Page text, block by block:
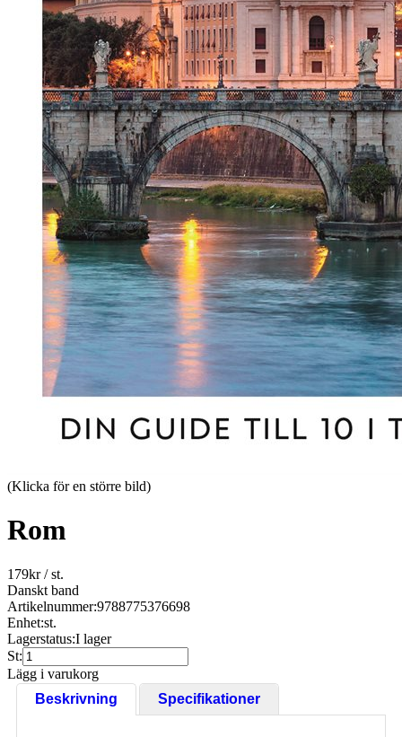
(Klicka för en större bild)
Rom
179kr/ st.
Danskt band
Artikelnummer:9788775376698
Enhet:st.
Lagerstatus:I lager
St:
Lägg i varukorg
Beskrivning
Specifikationer